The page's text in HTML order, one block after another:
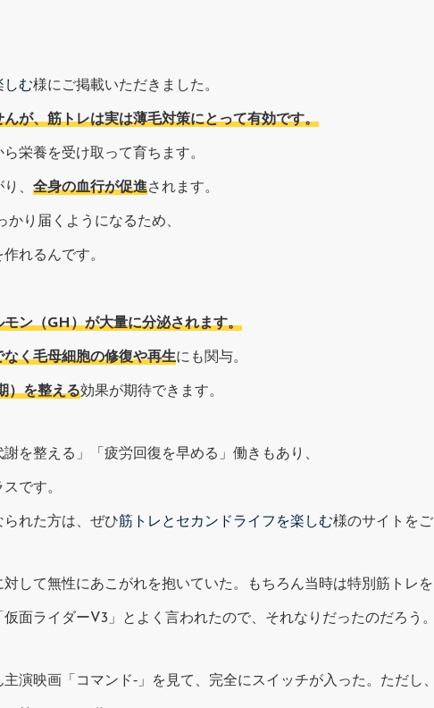
しむ様にご掲載いただきました。
が、筋トレは実は薄毛対策にとって有効です。
栄養を受け取って育ちます。
、 全身の血行が促進されます。
り届くようになるため、
作れるんです。
モン（GH）が大量に分泌されます。
く毛母細胞の修復や再生にも関与。
）を整える効果が期待できます。
を整える」「疲労回復を早める」働きもあり、
です。
れた方は、ぜひ筋トレとセカンドライフを楽しむ様のサイトを
して無性にあこがれを抱いていた。もちろん当時は特別筋トレ
面ライダーV3」とよく言われたので、それなりだったのだろう
演映画「コマンド‐」を見て、完全にスイッチが入った。ただし